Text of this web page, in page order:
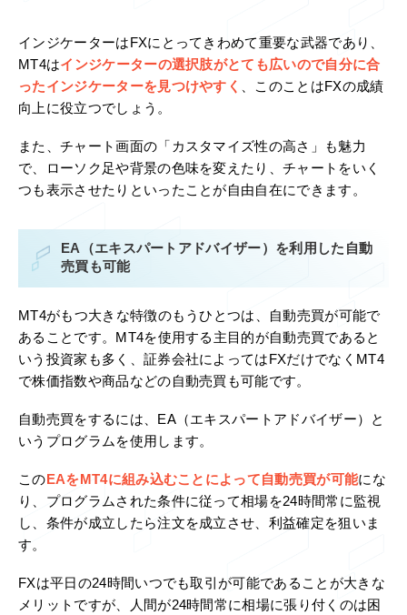
インジケーターはFXにとってきわめて重要な武器であり、
MT4はインジケーターの選択肢がとても広いので自分に合
ったインジケーターを見つけやすく 、このことはFXの成績
向上に役立つでしょう。
また、チャート画面の「カスタマイズ性の高さ」も魅力
で、ローソク足や背景の色味を変えたり、チャートをいく
つも表示させたりといったことが自由自在にできます。
EA（エキスパートアドバイザー）を利用した自動
売買も可能
MT4がもつ大きな特徴のもうひとつは、自動売買が可能で
あることです。MT4を使用する主目的が自動売買であると
いう投資家も多く、証券会社によってはFXだけでなくMT4
で株価指数や商品などの自動売買も可能です。
自動売買をするには、EA（エキスパートアドバイザー）と
いうプログラムを使用します。
このEAをMT4に組み込むことによって自動売買が可能にな
り、プログラムされた条件に従って相場を24時間常に監視
し、条件が成立したら注文を成立させ、利益確定を狙いま
す。
FXは平日の24時間いつでも取引が可能であることが大きな
メリットですが、人間が24時間常に相場に張り付くのは困